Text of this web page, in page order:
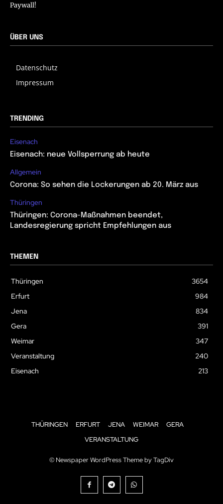
Paywall!
ÜBER UNS
Datenschutz
Impressum
TRENDING
Eisenach
Eisenach: neue Vollsperrung ab heute
Allgemein
Corona: So sehen die Lockerungen ab 20. März aus
Thüringen
Thüringen: Corona-Maßnahmen beendet,
Landesregierung spricht Empfehlungen aus
THEMEN
Thüringen
3654
Erfurt
984
Jena
834
Gera
391
Weimar
347
Veranstaltung
240
Eisenach
213
THÜRINGEN ERFURT JENA WEIMAR
GERA
VERANSTALTUNG
© Newspaper WordPress Theme by TagDiv